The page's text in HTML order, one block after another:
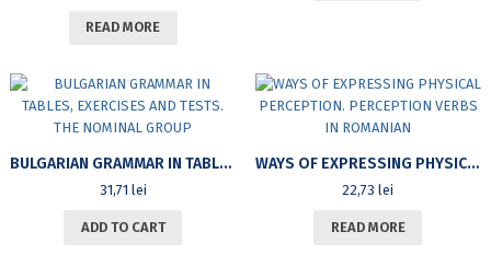
READ MORE
BULGARIAN GRAMMAR IN TABLES, EXERCISES AND TESTS. THE NOMINAL GROUP
31,71 lei
ADD TO CART
WAYS OF EXPRESSING PHYSICAL PERCEPTION. PERCEPTION VERBS IN ROMANIAN
22,73lei
READ MORE